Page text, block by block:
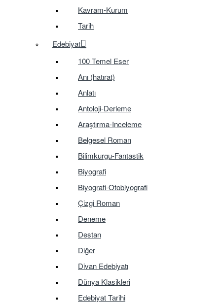
Kavram-Kurum
Tarih
Edebiyat
100 Temel Eser
Anı (hatırat)
Anlatı
Antoloji-Derleme
Araştırma-Inceleme
Belgesel Roman
Bilimkurgu-Fantastik
Biyografi
Biyografi-Otobiyografi
Çizgi Roman
Deneme
Destan
Diğer
Divan Edebiyatı
Dünya Klasikleri
Edebiyat Tarihi